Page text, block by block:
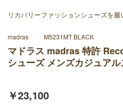
マドラス madras 特許
シューズ メンズカジュア
リカバリーファッションシューズを
￥23,100
madras M5231MT BLACK